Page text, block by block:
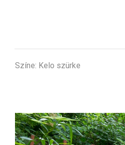
Színe: Kelo szürke